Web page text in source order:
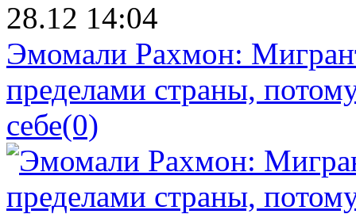
28.12 14:04
Эмомали Рахмон:
пределами страны,
себе(0)